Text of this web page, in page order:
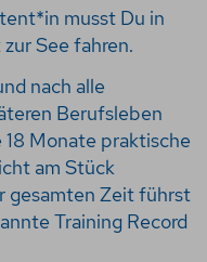
musst Du in
See fahren.
nach alle
Berufsleben
Monate praktische
am Stück
gesamten Zeit führst
Training Record